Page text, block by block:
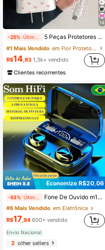
14
-25% 5 Peças Protetores de Cabo de Carregamento de Gato em Formato de Coração Rosa/Gravata Borboleta/Flor/Coração Roxo em TPU, Compatível com Carregadores Apple 18/20W, Ótimo Presente para Amigos
#1 Mais Vendido
em Flor Protetores de Cabo
R$14,93 1,3k+ vendido
Clientes recorrentes
Economize R$20,06
-53% Fone De Ouvido m10 Sem Fio tws Fone De Ouvido Bluetooth Est Reo Com Pod Carregador Bluetooth 5.0 Fone Presente Premium
#6 Mais Vendido em Eletrônica
R$17,94 600+ vendido
Envio Nacional
2other sellers